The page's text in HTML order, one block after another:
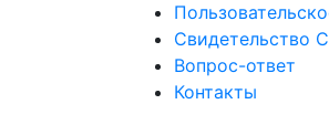
Свидетельство
Вопрос-ответ
Контакты